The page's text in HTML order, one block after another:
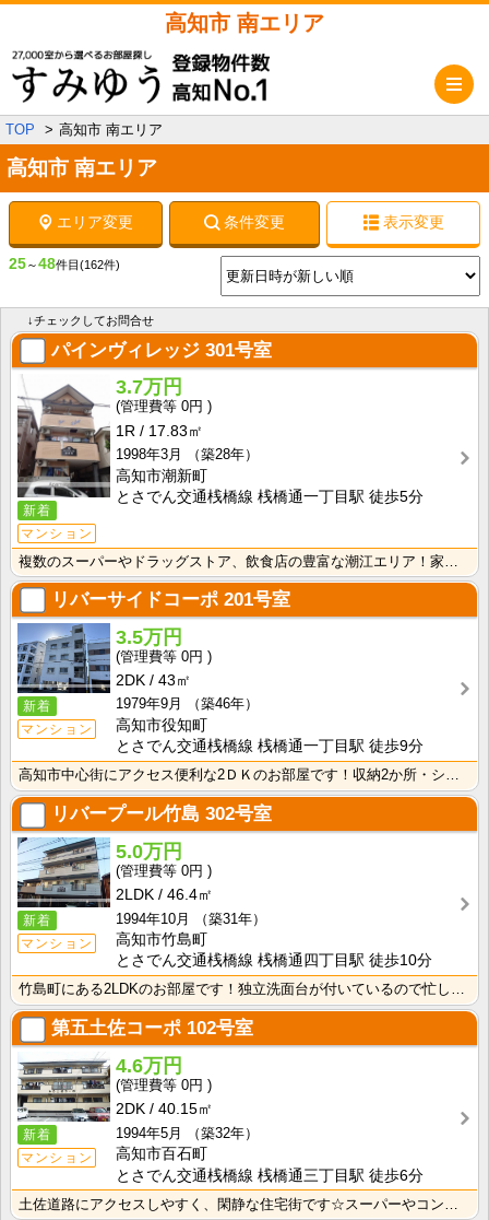
高知市 南エリア
TOP 高知市 南エリア
高知市 南エリア
エリア変更 条件変更 表示変更
25～48件目 (162件)
↓チェックしてお問合せ
パインヴィレッジ 301号室
新着
マンション
3.7万円
0円
1R
17.83㎡
1998年3月
（築28年）
高知市潮新町
とさでん交通桟橋線 桟橋通一丁目駅 徒歩5分
複数のスーパーやドラッグストア、飲食店の豊富な潮江エリア！家賃フリーレント1ヶ月♪2年未満で解約の場･･･
リバーサイドコーポ 201号室
新着
マンション
3.5万円
0円
2DK
43㎡
1979年9月
（築46年）
高知市役知町
とさでん交通桟橋線 桟橋通一丁目駅 徒歩9分
高知市中心街にアクセス便利な2ＤＫのお部屋です！収納2か所・シューズボックス付きですっきり片付けて暮･･･
リバープール竹島 302号室
新着
マンション
5.0万円
0円
2LDK
46.4㎡
1994年10月
（築31年）
高知市竹島町
とさでん交通桟橋線 桟橋通四丁目駅 徒歩10分
竹島町にある2LDKのお部屋です！独立洗面台が付いているので忙しい朝の身支度も快適です！
第五土佐コーポ 102号室
新着
マンション
4.6万円
0円
2DK
40.15㎡
1994年5月
（築32年）
高知市百石町
とさでん交通桟橋線 桟橋通三丁目駅 徒歩6分